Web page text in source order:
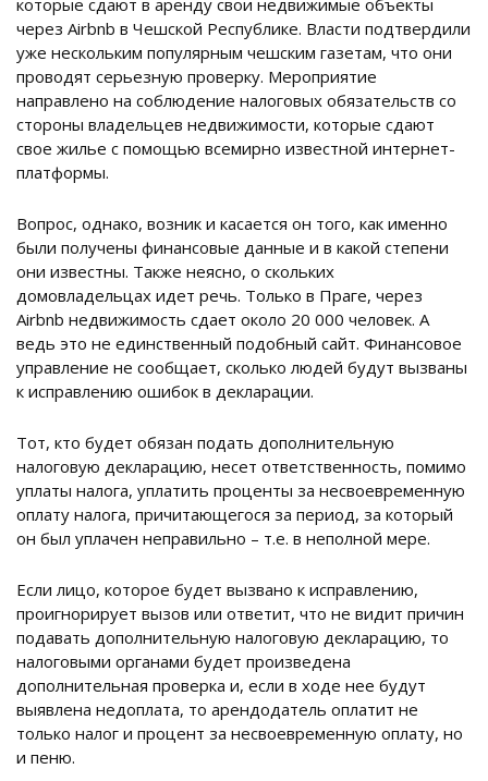
которые сдают в аренду свои недвижимые объекты
через Airbnb в Чешской Республике. Власти подтвердили
уже нескольким популярным чешским газетам, что они
проводят серьезную проверку. Мероприятие
направлено на соблюдение налоговых обязательств со
стороны владельцев недвижимости, которые сдают
свое жилье с помощью всемирно известной интернет-
платформы.
Вопрос, однако, возник и касается он того, как именно
были получены финансовые данные и в какой степени
они известны. Также неясно, о скольких
домовладельцах идет речь. Только в Праге, через
Airbnb недвижимость сдает около 20 000 человек. А
ведь это не единственный подобный сайт. Финансовое
управление не сообщает, сколько людей будут вызваны
к исправлению ошибок в декларации.
Тот, кто будет обязан подать дополнительную
налоговую декларацию, несет ответственность, помимо
уплаты налога, уплатить проценты за несвоевременную
оплату налога, причитающегося за период, за который
он был уплачен неправильно – т.е. в неполной мере.
Если лицо, которое будет вызвано к исправлению,
проигнорирует вызов или ответит, что не видит причин
подавать дополнительную налоговую декларацию, то
налоговыми органами будет произведена
дополнительная проверка и, если в ходе нее будут
выявлена недоплата, то арендодатель оплатит не
только налог и процент за несвоевременную оплату, но
и пеню.